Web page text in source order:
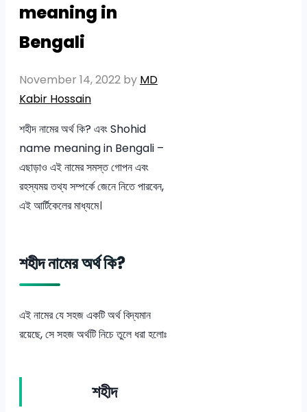
meaning in
Bengali
November 14, 2022 by MD
Kabir Hossain
শহীদ নামের অর্থ কি? এবং Shohid
name meaning in Bengali –
এছাড়াও এই নামের সমস্ত গোপন এবং
রহস্যময় তথ্য সম্পর্কে জেনে নিতে পারবেন,
এই আর্টিকেলের মাধ্যমে।
শহীদ নামের অর্থ কি?
এই নামের যে সহজ একটি অর্থ বিদ্যমান
রয়েছে, সে সহজ অর্থটি নিচে তুলে ধরা হলোঃ
শহীদ